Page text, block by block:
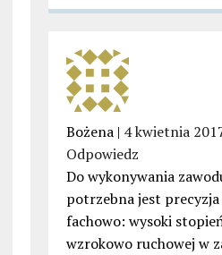
Bożena | 4 kwietnia
Odpowiedz
Do wykonywania
potrzebna jest
fachowo: wysoki
wzrokowo ruchowej w